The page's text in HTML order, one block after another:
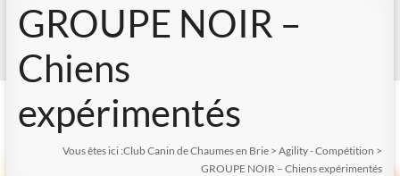
GROUPE NOIR –
Chiens
expérimentés
Vous êtes ici :Club Canin de Chaumes en Brie >Agility - Compétition >
GROUPE NOIR – Chiens expérimentés